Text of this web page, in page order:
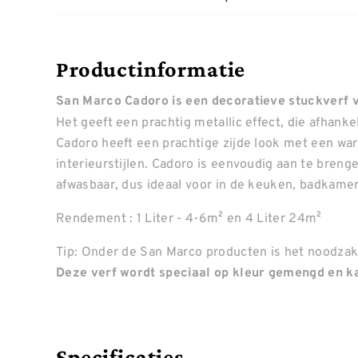
Productinformatie
San Marco Cadoro is een decoratieve stuckverf
Het geeft een prachtig metallic effect, die
Cadoro heeft een prachtige zijde look met een
interieurstijlen. Cadoro is eenvoudig aan te
afwasbaar, dus ideaal voor in de keuken,
Rendement : 1 Liter - 4-6m² en 4 Liter 24m²
Tip: Onder de San Marco producten is het
Deze verf wordt speciaal op kleur gemengd en